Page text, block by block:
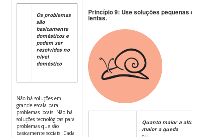
Os problemas
são
basicamente
domésticos e
podem ser
resolvidos no
nível
doméstico
Não há soluções em
grande escala para
problemas locais. Não há
soluções tecnológicas para
problemas que são
basicamente sociais. Cada
Princípio 9: Use soluções pequenas e
lentas.
Quanto maior a altura,
maior a queda